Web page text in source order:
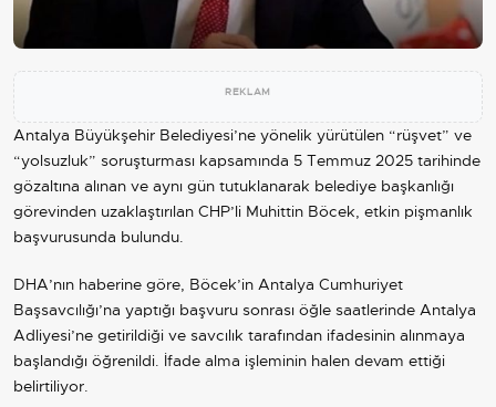
REKLAM
Antalya Büyükşehir Belediyesi’ne yönelik yürütülen “rüşvet” ve
“yolsuzluk” soruşturması kapsamında 5 Temmuz 2025 tarihinde
gözaltına alınan ve aynı gün tutuklanarak belediye başkanlığı
görevinden uzaklaştırılan CHP’li Muhittin Böcek, etkin pişmanlık
başvurusunda bulundu.
DHA’nın haberine göre, Böcek’in Antalya Cumhuriyet
Başsavcılığı’na yaptığı başvuru sonrası öğle saatlerinde Antalya
Adliyesi’ne getirildiği ve savcılık tarafından ifadesinin alınmaya
başlandığı öğrenildi. İfade alma işleminin halen devam ettiği
belirtiliyor.